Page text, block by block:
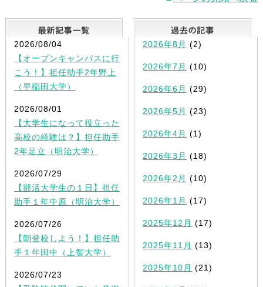
最新記事一覧
2026/08/04
【オープンキャンパスに行
こう！】担任助手2年野上
（早稲田大学）
2026/08/01
【大学生になって役立った
高校の経験は？】担任助手
2年足立（明治大学）
2026/07/29
【部活大学生の１日】担任
助手１年中原（明治大学）
2026/07/26
【朝登校しよう！】担任助
手１年田中（上智大学）
2026/07/23
2026年8月 (2)
2026年7月 (10)
2026年6月 (29)
2026年5月 (23)
2026年4月 (1)
2026年3月 (18)
2026年2月 (10)
2026年1月 (17)
2025年12月 (17)
2025年11月 (13)
2025年10月 (21)